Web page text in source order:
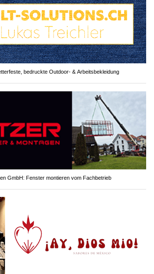
bedruckte Outdoor- & Arbeitsbekleidung
GmbH: Fenster montieren vom Fachbetrieb